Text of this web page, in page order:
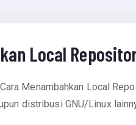
Local
Menambahkan Local
distribusi GNU/Linux